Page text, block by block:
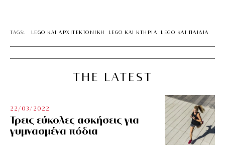
TAGS: LEGO ΚΑΙ ΑΡΧΙΤΕΚΤΟΝΙΚΗ LEGO ΚΑΙ ΚΤΗΡΙΑ LEGO ΚΑΙ ΠΑΙΔΙΑ
THE LATEST
22/03/2022
Τρεις εύκολες ασκήσεις για
γυμνασμένα πόδια